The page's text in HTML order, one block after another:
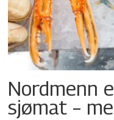
Nordmenn
sjømat –